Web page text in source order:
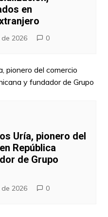
en
2026 0
Uría, pionero del
República
de Grupo
2026 0